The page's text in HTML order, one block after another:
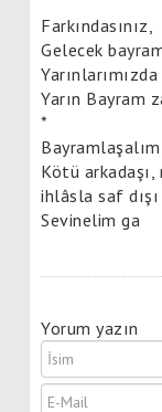
Farkındasınız,
Gelecek
Yarın Bayram
*
Kötü
ihlâsla saf dışı
Sevinelim ga
Yorum yazın